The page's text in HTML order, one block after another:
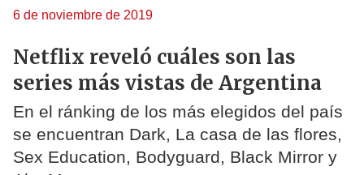
6 de noviembre de 2019
Netflix reveló cuáles son las
series más vistas de Argentina
En el ránking de los más elegidos del país
se encuentran Dark, La casa de las flores,
Sex Education, Bodyguard, Black Mirror y